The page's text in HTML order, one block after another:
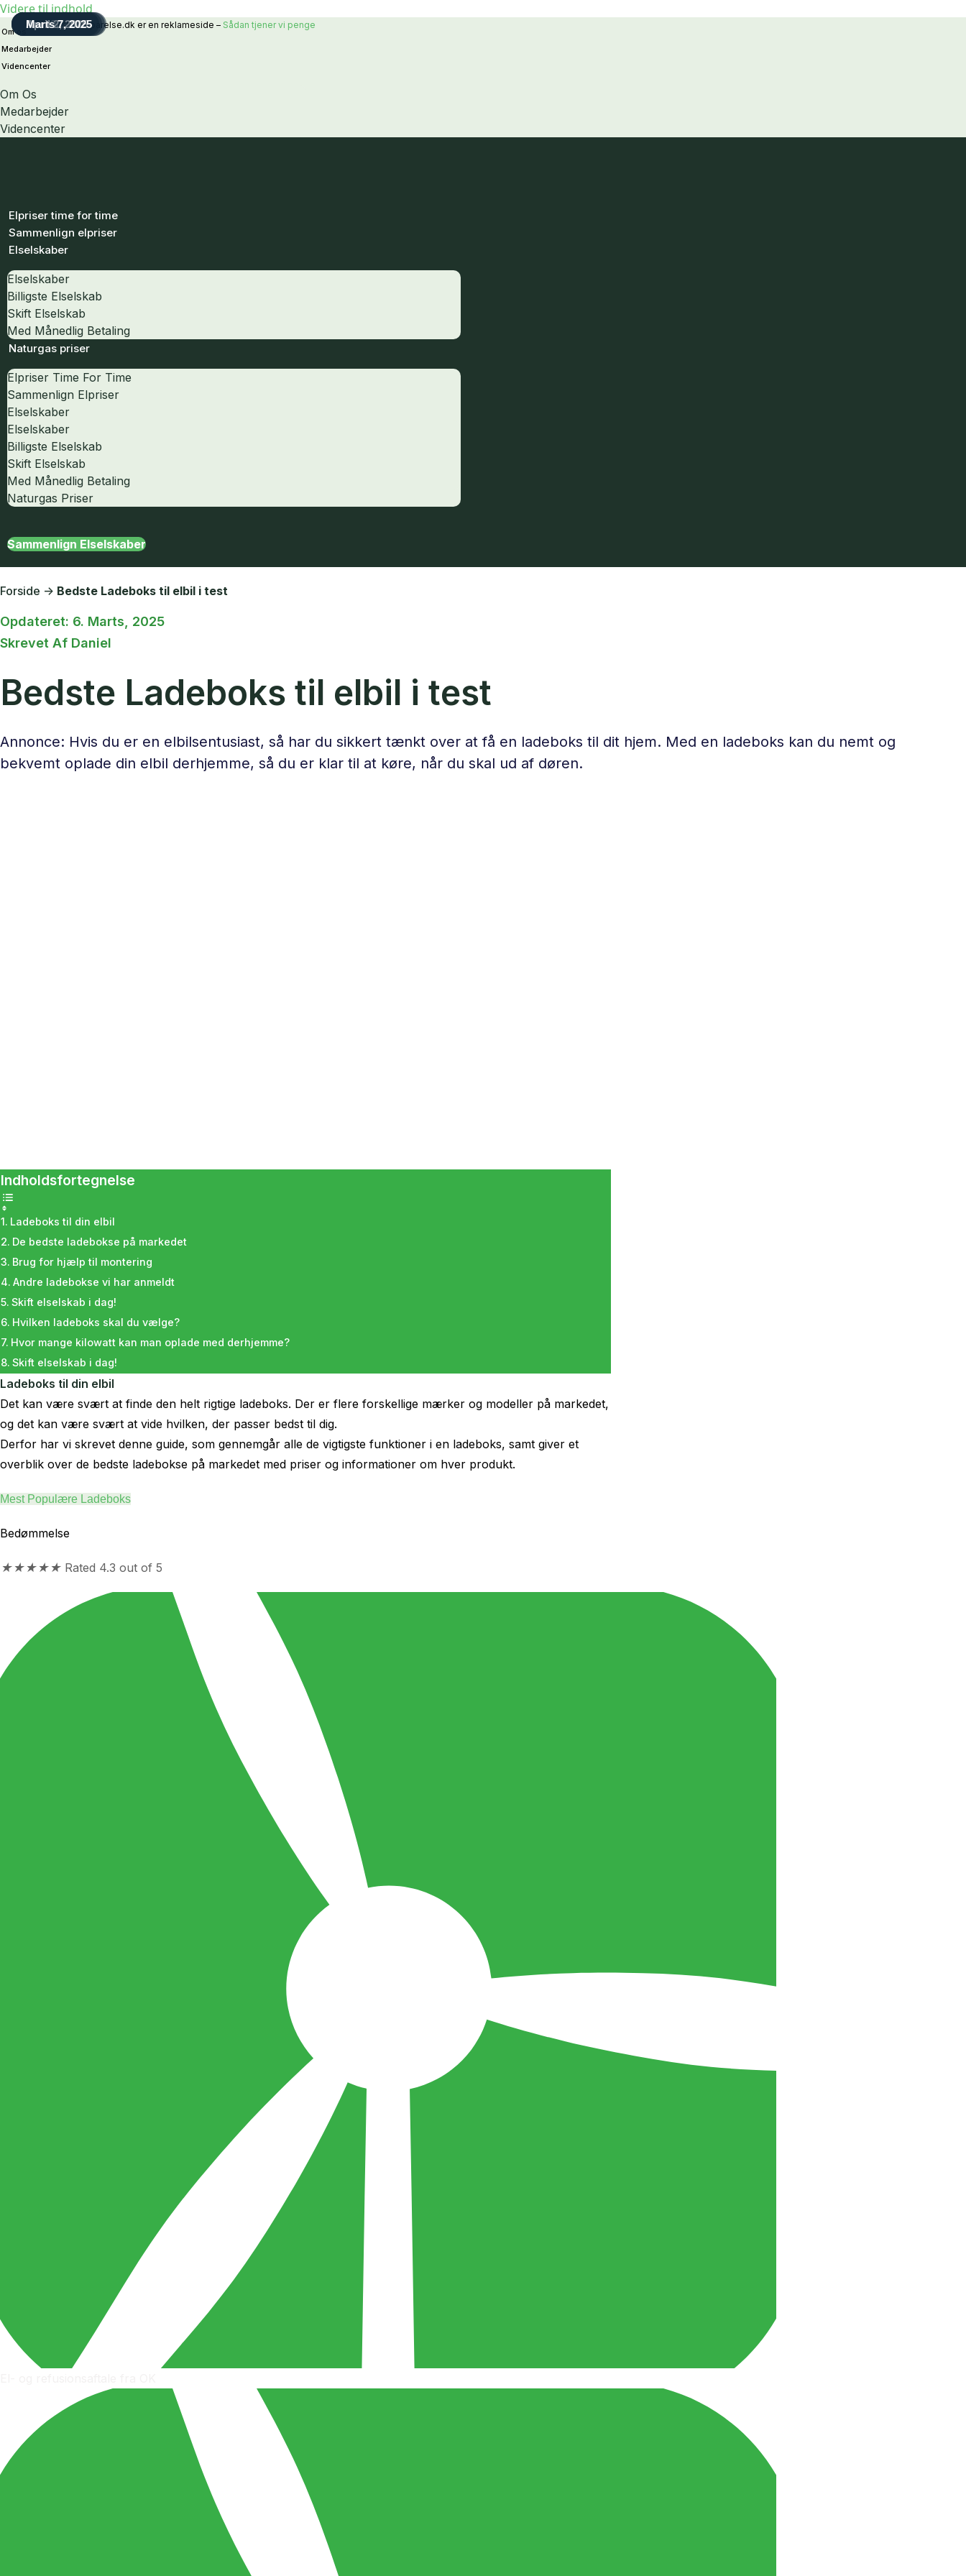
Videre til indhold
Elbesparelse.dk er en reklameside – Sådan tjener vi penge
Om os
Medarbejder
Videncenter
Om Os
Medarbejder
Videncenter
Elpriser time for time
Sammenlign elpriser
Elselskaber
Elselskaber
Billigste Elselskab
Skift Elselskab
Med Månedlig Betaling
Naturgas priser
Elpriser Time For Time
Sammenlign Elpriser
Elselskaber
Elselskaber
Billigste Elselskab
Skift Elselskab
Med Månedlig Betaling
Naturgas Priser
Sammenlign Elselskaber
Forside -> Bedste Ladeboks til elbil i test
Opdateret: 6. Marts, 2025
Skrevet Af Daniel
Bedste Ladeboks til elbil i test
Annonce: Hvis du er en elbilsentusiast, så har du sikkert tænkt over at få en ladeboks til dit hjem. Med en ladeboks kan du nemt og
bekvemt oplade din elbil derhjemme, så du er klar til at køre, når du skal ud af døren.
Indholdsfortegnelse
Ladeboks til din elbil
De bedste ladebokse på markedet
Brug for hjælp til montering
Andre ladebokse vi har anmeldt
Skift elselskab i dag!
Hvilken ladeboks skal du vælge?
Hvor mange kilowatt kan man oplade med derhjemme?
Skift elselskab i dag!
Ladeboks til din elbil
Det kan være svært at finde den helt rigtige ladeboks. Der er flere forskellige mærker og modeller på markedet,
og det kan være svært at vide hvilken, der passer bedst til dig.
Derfor har vi skrevet denne guide, som gennemgår alle de vigtigste funktioner i en ladeboks, samt giver et
overblik over de bedste ladebokse på markedet med priser og informationer om hver produkt.
Mest Populære Ladeboks
Bedømmelse
★ ★ ★ ★ ★ Rated 4.3 out of 5
Juni 9, 2026
Juni 20, 2025
April 2, 2025
Marts 7, 2025